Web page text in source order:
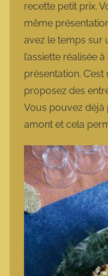
recette petit prix.
même
avez le temps sur
l’assiette réalisée
présentation.
proposez des
Vous pouvez déjà
amont et cela